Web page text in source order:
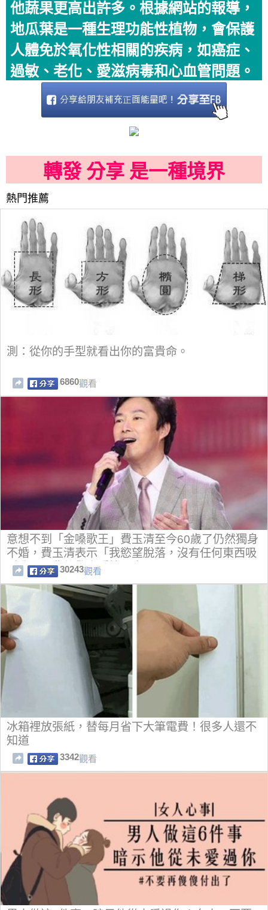
他蔬果更高出許多。根據網站的報導，
地瓜葉是一種生理功能性植物，會保護
人體免於氧化性相關的疾病，如癌症、
過敏、老化、愛滋病毒和心血管問題。
轉發 分享 是一種境界
熱門推薦
測：從你的手型就看出你的富貴命。
6860觀看
意想不到「金嗓歌王」費玉清至今60歲了仍然獨身
不婚，費玉清表示「我慾望脫落，沒有任何東西吸
引我。」背後驚人隱情曝光！
30243觀看
冰箱裡放張紙，替每月省下大筆電費！很多人還不
知道
3342觀看